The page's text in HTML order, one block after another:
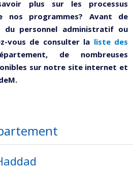
plus sur les processus
nos programmes? Avant de
du personnel administratif ou
vous de consulter la liste des
de nombreuses
sur notre site internet et